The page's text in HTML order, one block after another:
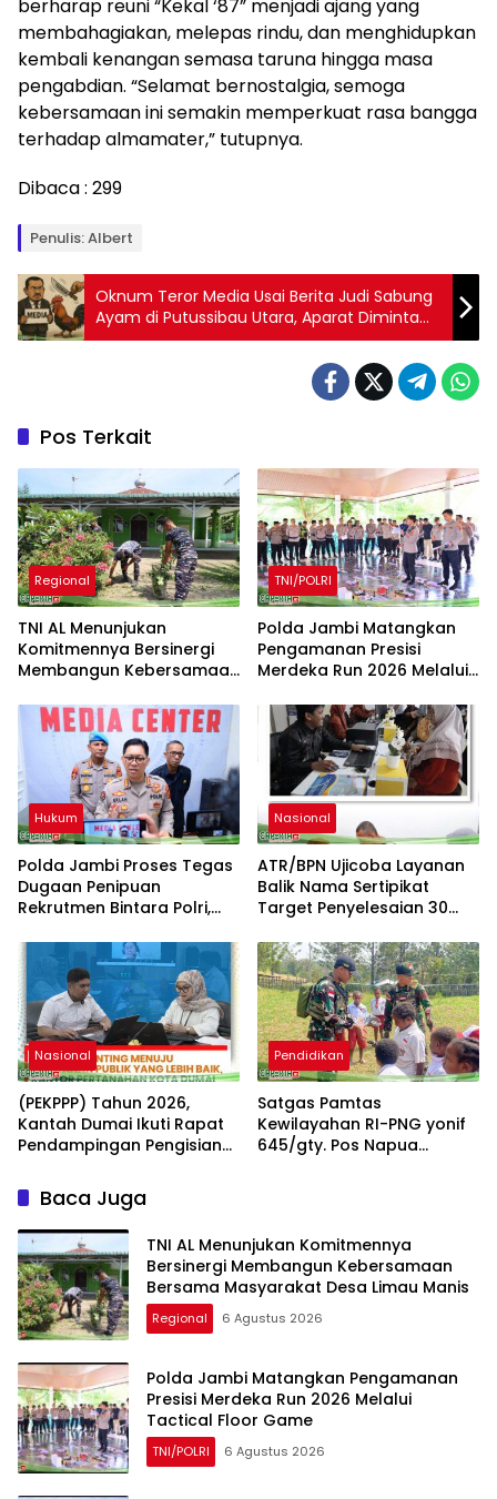
berharap reuni “Kekal ‘87” menjadi ajang yang
membahagiakan, melepas rindu, dan menghidupkan
kembali kenangan semasa taruna hingga masa
pengabdian. “Selamat bernostalgia, semoga
kebersamaan ini semakin memperkuat rasa bangga
terhadap almamater,” tutupnya.
Dibaca : 299
Penulis: Albert
Oknum Teror Media Usai Berita Judi Sabung
Ayam di Putussibau Utara, Aparat Diminta
Tindak Tegas Pelaku dan Bandarnya
Pos Terkait
Regional
TNI AL Menunjukan
Komitmennya Bersinergi
Membangun Kebersamaan
Limau Manis
TNI/POLRI
Polda Jambi Matangkan
Pengamanan Presisi
Merdeka Run 2026 Melalui
Hukum
Polda Jambi Proses Tegas
Dugaan Penipuan
Rekrutmen Bintara Polri,
Nasional
ATR/BPN Ujicoba Layanan
Balik Nama Sertipikat
Target Penyelesaian 30
Nasional
(PEKPPP) Tahun 2026,
Kantah Dumai Ikuti Rapat
Pendampingan Pengisian
Pendidikan
Satgas Pamtas
Kewilayahan RI-PNG yonif
645/gty. Pos Napua
Baca Juga
TNI AL Menunjukan Komitmennya
Bersinergi Membangun Kebersamaan
Bersama Masyarakat Desa Limau Manis
Regional 6 Agustus 2026
Polda Jambi Matangkan Pengamanan
Presisi Merdeka Run 2026 Melalui
Tactical Floor Game
TNI/POLRI 6 Agustus 2026